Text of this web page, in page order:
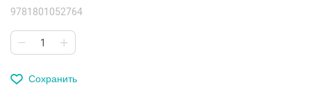
9781801052764
Сохранить